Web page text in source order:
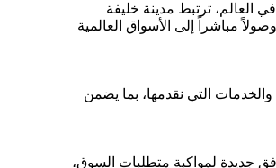
العالم، ترتبط مدينة خليفة
مباشراً إلى الأسواق العالمية
والخدمات التي نقدمها، بما يضمن
جديدة لمواكبة متطلبات السوق،